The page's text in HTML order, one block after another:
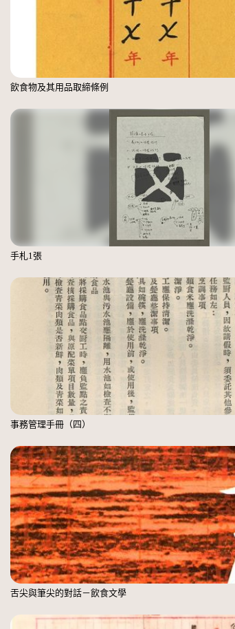
飲食物及其用品取締條例
手札1張
事務管理手冊（四）
舌尖與筆尖的對話－飲食文學